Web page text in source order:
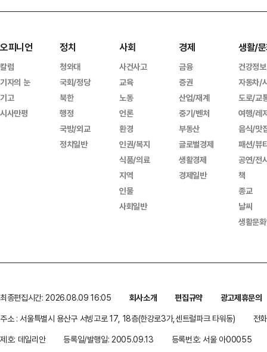
오피니언
칼럼
기자의 눈
기고
시사만평
정치
청와대
국회/정당
북한
행정
국방/외교
정치일반
사회
사건사고
교육
노동
언론
환경
인권/복지
식품/의료
지역
인물
사회일반
경제
금융
증권
산업/재계
중기/벤처
부동산
글로벌경제
생활경제
경제일반
생활/
건강정보
자동차/
도로/교
여행/레
음식/맛
패션/뷰
공연/전
책
종교
날씨
생활문
최종편집시간: 2026.08.09 16:05 회사소개 편집규약
광고제휴문의
주소 : 서울특별시 용산구 서빙고로 17, 18층(한강로3가,센트럴파크 타워동)
전
제호: 데일리안
등록일/발행일: 2005.09.13 등록번호: 서울 아00055